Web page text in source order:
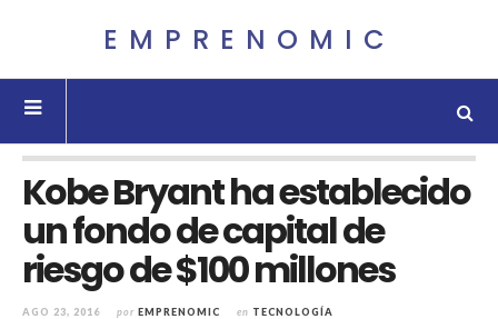
EMPRENOMIC
Kobe Bryant ha establecido
un fondo de capital de
riesgo de $100 millones
AGO 23, 2016 por EMPRENOMIC en TECNOLOGÍA